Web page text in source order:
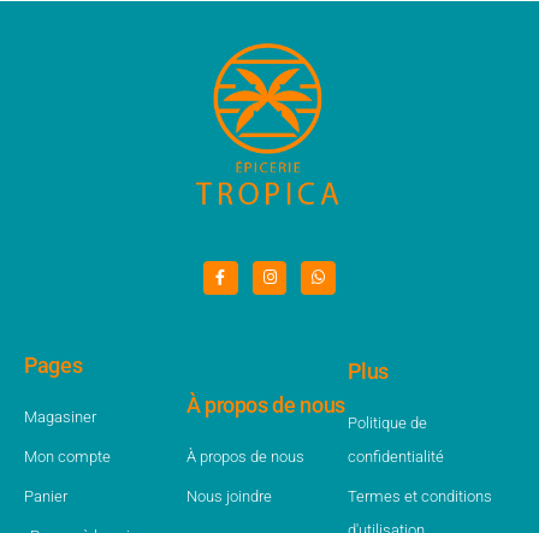
Pages
Magasiner
Mon compte
Panier
À propos de nous
À propos de nous
Nous joindre
Plus
Politique de
confidentialité
Termes et conditions